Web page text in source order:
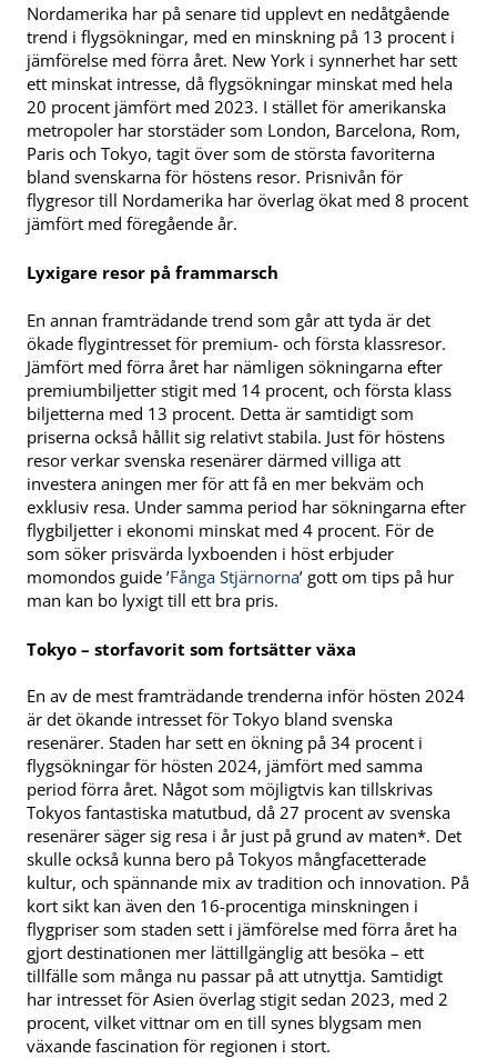
Nordamerika har på senare tid upplevt en nedåtgående
trend i flygsökningar, med en minskning på 13 procent i
jämförelse med förra året. New York i synnerhet har sett
ett minskat intresse, då flygsökningar minskat med hela
20 procent jämfört med 2023. I stället för amerikanska
metropoler har storstäder som London, Barcelona, Rom,
Paris och Tokyo, tagit över som de största favoriterna
bland svenskarna för höstens resor. Prisnivån för
flygresor till Nordamerika har överlag ökat med 8 procent
jämfört med föregående år.
Lyxigare resor på frammarsch
En annan framträdande trend som går att tyda är det
ökade flygintresset för premium- och första klassresor.
Jämfört med förra året har nämligen sökningarna efter
premiumbiljetter stigit med 14 procent, och första klass
biljetterna med 13 procent. Detta är samtidigt som
priserna också hållit sig relativt stabila. Just för höstens
resor verkar svenska resenärer därmed villiga att
investera aningen mer för att få en mer bekväm och
exklusiv resa. Under samma period har sökningarna efter
flygbiljetter i ekonomi minskat med 4 procent. För de
som söker prisvärda lyxboenden i höst erbjuder
momondos guide ’Fånga Stjärnorna’ gott om tips på hur
man kan bo lyxigt till ett bra pris.
Tokyo – storfavorit som fortsätter växa
En av de mest framträdande trenderna inför hösten 2024
är det ökande intresset för Tokyo bland svenska
resenärer. Staden har sett en ökning på 34 procent i
flygsökningar för hösten 2024, jämfört med samma
period förra året. Något som möjligtvis kan tillskrivas
Tokyos fantastiska matutbud, då 27 procent av svenska
resenärer säger sig resa i år just på grund av maten*. Det
skulle också kunna bero på Tokyos mångfacetterade
kultur, och spännande mix av tradition och innovation. På
kort sikt kan även den 16-procentiga minskningen i
flygpriser som staden sett i jämförelse med förra året ha
gjort destinationen mer lättillgänglig att besöka – ett
tillfälle som många nu passar på att utnyttja. Samtidigt
har intresset för Asien överlag stigit sedan 2023, med 2
procent, vilket vittnar om en till synes blygsam men
växande fascination för regionen i stort.